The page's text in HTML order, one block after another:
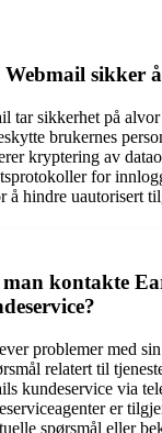
sikker
tar sikkerhet på
brukernes
kryptering av
for
å hindre uautorisert
kontakte
problemer med
relatert til
kundeservice via
er
spørsmål eller